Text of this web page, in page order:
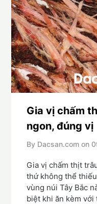
Gia vị chấm
ngon, đúng vị
By Dacsan.com on
Gia vị chấm thịt
thứ không thể
vùng núi Tây Bắc
biệt khi ăn kèm